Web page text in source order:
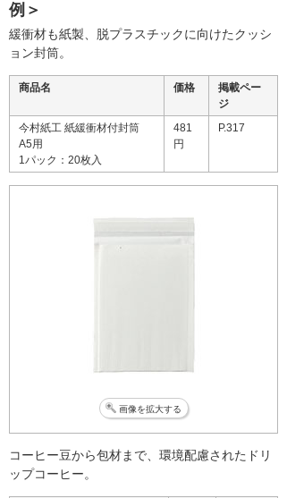
例＞
緩衝材も紙製、脱プラスチックに向けたクッシ
ョン封筒。
商品名 価格
掲載ペー
ジ
今村紙工 紙緩衝材付封筒
A5用
1パック：20枚入
481
円
P.317
画像を拡大する
コーヒー豆から包材まで、環境配慮されたドリ
ップコーヒー。